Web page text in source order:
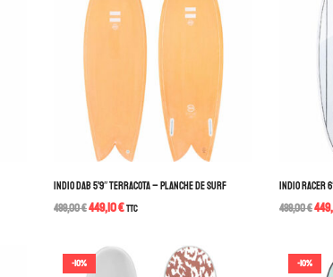
INDIO DAB 5’9″ TERRACOTA – PLANCHE DE SURF
499,00€449,10€TTC
INDIO RACER
499,00€
-10% -10%